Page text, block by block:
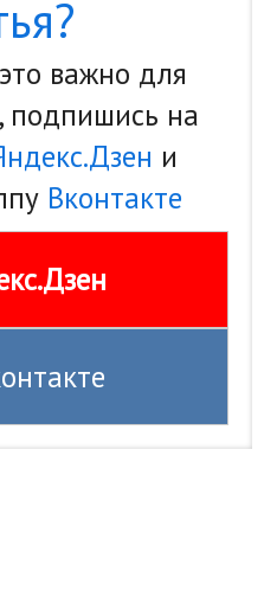
важно для
подпишись на
и
Вконтакте